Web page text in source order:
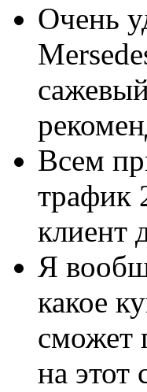
Очень
Всем
трафик
клиент
Я
какое
сможет
на этот